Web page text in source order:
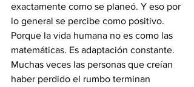
exactamente como se planeó. Y eso por
lo general se percibe como positivo.
Porque la vida humana no es como las
matemáticas. Es adaptación constante.
Muchas veces las personas que creían
haber perdido el rumbo terminan